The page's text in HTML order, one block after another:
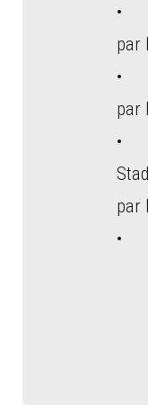
par
par
par